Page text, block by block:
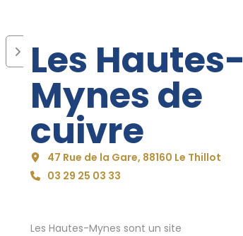
Les Hautes-
Mynes de
cuivre
47 Rue de la Gare, 88160 Le Thillot
03 29 25 03 33
Les Hautes-Mynes sont un site